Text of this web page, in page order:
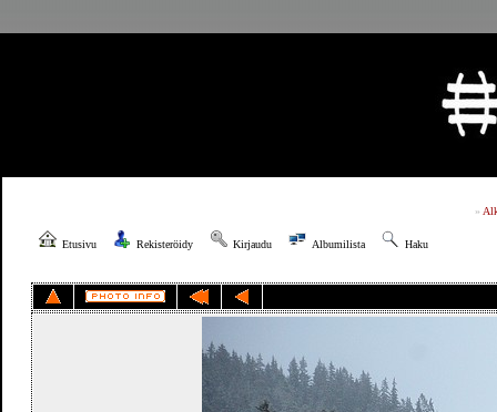
»
Etusivu Rekisteröidy Kirjaudu Albumilista Haku